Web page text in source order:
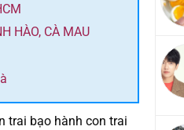
HÀO, CÀ MAU
trai bạo hành con trai